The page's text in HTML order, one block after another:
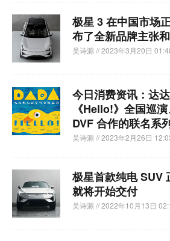
极星 3 在中国市场
布了全新品牌主张
吴诗源 // 2023年3月20日
今日消费资讯：达
《Hello!》全国巡
DVF 合作的联名系
吴诗源 // 2023年2月26日
极星首款纯电 SUV
就将开始交付
吴诗源 // 2022年10月13日